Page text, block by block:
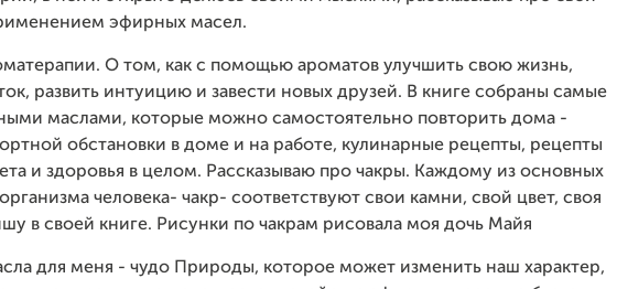
эфирных масел.
О том, как с помощью ароматов улучшить свою жизнь,
развить интуицию и завести новых друзей. В книге собраны самые
маслами, которые можно самостоятельно повторить дома -
обстановки в доме и на работе, кулинарные рецепты, рецепты
и здоровья в целом. Рассказываю про чакры. Каждому из основных
человека- чакр- соответствуют свои камни, свой цвет, своя
в своей книге. Рисунки по чакрам рисовала моя дочь Майя
для меня - чудо Природы, которое может изменить наш характер,